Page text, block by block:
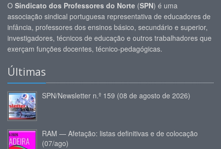
O Sindicato dos Professores do Norte (SPN) é uma
associação sindical portuguesa representativa de educadores de
infância, professores dos ensinos básico, secundário e superior,
investigadores, técnicos de educação e outros trabalhadores que
exerçam funções docentes, técnico-pedagógicas.
Últimas
SPN/Newsletter n.º 159 (08 de agosto de 2026)
RAM — Afetação: listas definitivas e de colocação
(07/ago)